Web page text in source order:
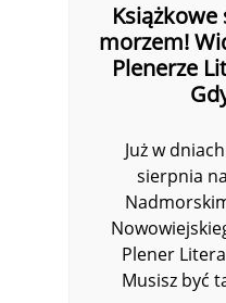
morzem!
Plenerze
Już w
sierpnia
Plener
Musisz być